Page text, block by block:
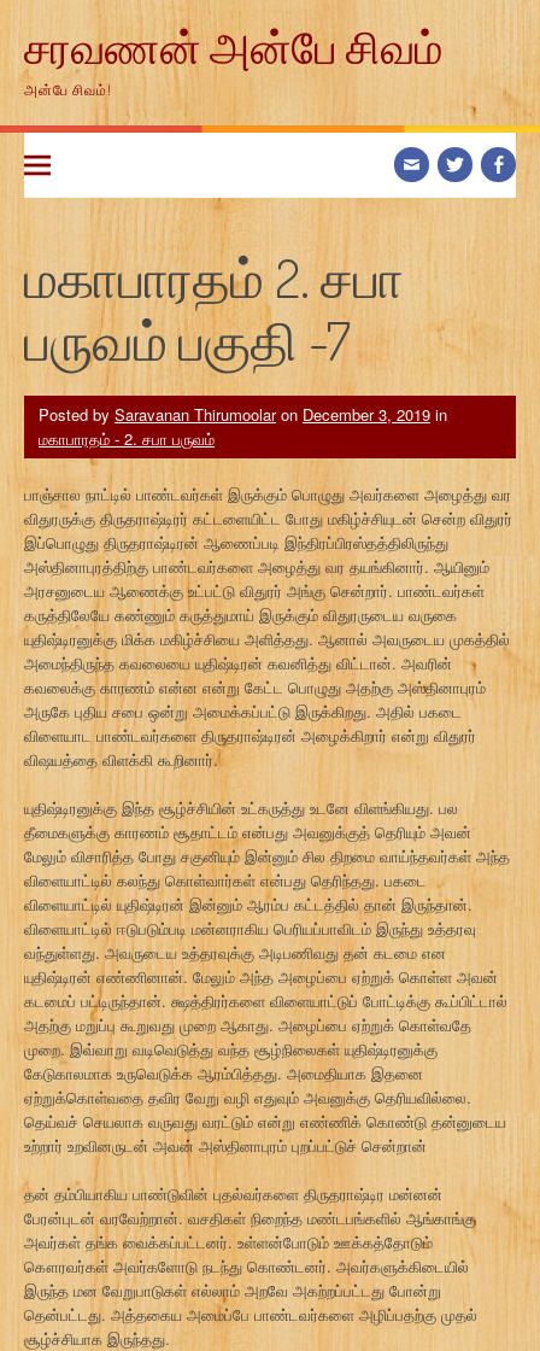
contentசரவணன் அன்பே சிவம்
அன்பே சிவம்!
மகாபாரதம் 2. சபா
பருவம் பகுதி -7
Posted by Saravanan Thirumoolaron December 3, 2019 in
மகாபாரதம் - 2. சபா பருவம்
பாஞ்சால நாட்டில் பாண்டவர்கள் இருக்கும் பொழுது அவர்களை அழைத்து வர
விதுரருக்கு திருதராஷ்டிரர் கட்டளையிட்ட போது மகிழ்ச்சியுடன் சென்ற விதுரர்
இப்பொழுது திருதராஷ்டிரன் ஆணைப்படி இந்திரப்பிரஸ்தத்திலிருந்து
அஸ்தினாபுரத்திற்கு பாண்டவர்களை அழைத்து வர தயங்கினார். ஆயினும்
அரசனுடைய ஆணைக்கு உட்பட்டு விதுரர் அங்கு சென்றார். பாண்டவர்கள்
கருத்திலேயே கண்ணும் கருத்துமாய் இருக்கும் விதுரருடைய வருகை
யுதிஷ்டிரனுக்கு மிக்க மகிழ்ச்சியை அளித்தது. ஆனால் அவருடைய முகத்தில்
அமைந்திருந்த கவலையை யுதிஷ்டிரன் கவனித்து விட்டான். அவரின்
கவலைக்கு காரணம் என்ன என்று கேட்ட பொழுது அதற்கு அஸ்தினாபுரம்
அருகே புதிய சபை ஒன்று அமைக்கப்பட்டு இருக்கிறது. அதில் பகடை
விளையாட பாண்டவர்களை திருதராஷ்டிரன் அழைக்கிறார் என்று விதுரர்
விஷயத்தை விளக்கி கூறினார்.
யுதிஷ்டிரனுக்கு இந்த சூழ்ச்சியின் உட்கருத்து உடனே விளங்கியது. பல
தீமைகளுக்கு காரணம் சூதாட்டம் என்பது அவனுக்குத் தெரியும் அவன்
மேலும் விசாரித்த போது சகுனியும் இன்னும் சில திறமை வாய்ந்தவர்கள் அந்த
விளையாட்டில் கலந்து கொள்வார்கள் என்பது தெரிந்தது. பகடை
விளையாட்டில் யுதிஷ்டிரன் இன்னும் ஆரம்ப கட்டத்தில் தான் இருந்தான்.
விளையாட்டில் ஈடுபடும்படி மன்னராகிய பெரியப்பாவிடம் இருந்து உத்தரவு
வந்துள்ளது. அவருடைய உத்தரவுக்கு அடிபணிவது தன் கடமை என
யுதிஷ்டிரன் எண்ணினான். மேலும் அந்த அழைப்பை ஏற்றுக் கொள்ள அவன்
கடமைப் பட்டிருந்தான். க்ஷத்திரர்களை விளையாட்டுப் போட்டிக்கு கூப்பிட்டால்
அதற்கு மறுப்பு கூறுவது முறை ஆகாது. அழைப்பை ஏற்றுக் கொள்வதே
முறை. இவ்வாறு வடிவெடுத்து வந்த சூழ்நிலைகள் யுதிஷ்டிரனுக்கு
கேடுகாலமாக உருவெடுக்க ஆரம்பித்தது. அமைதியாக இதனை
ஏற்றுக்கொள்வதை தவிர வேறு வழி எதுவும் அவனுக்கு தெரியவில்லை.
தெய்வச் செயலாக வருவது வரட்டும் என்று எண்ணிக் கொண்டு தன்னுடைய
உற்றார் உறவினருடன் அவன் அஸ்தினாபுரம் புறப்பட்டுச் சென்றான்
தன் தம்பியாகிய பாண்டுவின் புதல்வர்களை திருதராஷ்டிர மன்னன்
பேரன்புடன் வரவேற்றான். வசதிகள் நிறைந்த மண்டபங்களில் ஆங்காங்கு
அவர்கள் தங்க வைக்கப்பட்டனர். உள்ளன்போடும் ஊக்கத்தோடும்
கௌரவர்கள் அவர்களோடு நடந்து கொண்டனர். அவர்களுக்கிடையில்
இருந்த மன வேறுபாடுகள் எல்லாம் அறவே அகற்றப்பட்டது போன்று
தென்பட்டது. அத்தகைய அமைப்பே பாண்டவர்களை அழிப்பதற்கு முதல்
சூழ்ச்சியாக இருந்தது.